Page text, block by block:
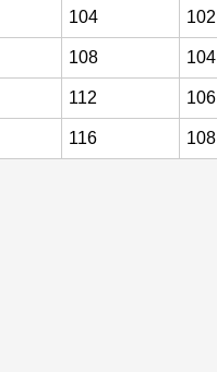
104 102
108 104
112 106
116 108